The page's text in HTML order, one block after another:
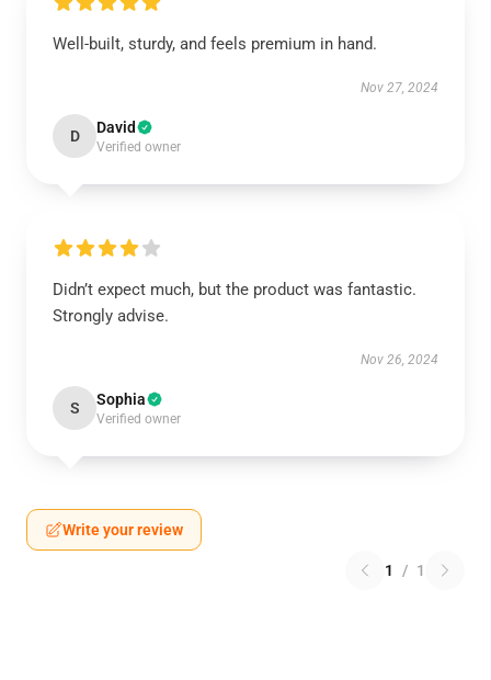
Well-built, sturdy, and feels premium in hand.
Nov 27, 2024
D David
Verified owner
Didn’t expect much, but the product was fantastic.
Strongly advise.
Nov 26, 2024
S Sophia
Verified owner
Write your review
1 / 1